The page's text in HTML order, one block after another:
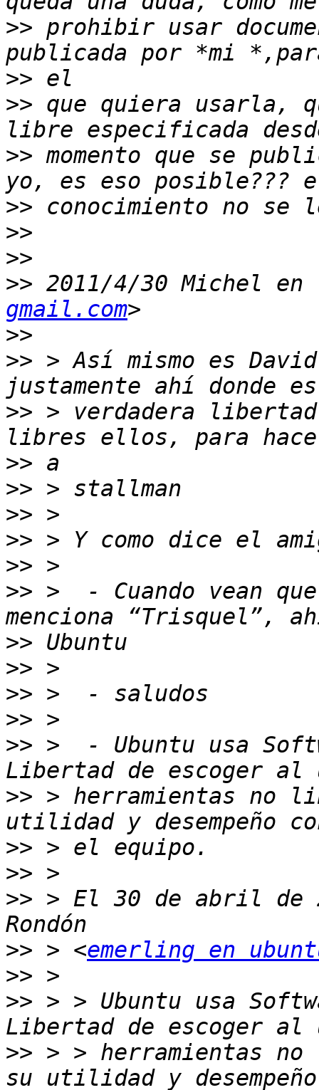
>> prohibir usar
>>
>> que quiera usarla,
>> momento que se
>>
>>
>>
>> 2011/4/30 Michel en
gmail.com
>>
>> > Así mismo es
>> > verdadera
>>
>>
>>
>>
>>
>> >  - Cuando vean
>>
>>
>>
>>
>> >  - Ubuntu usa
>> > herramientas no
>>
>>
>> > El 30 de abril de
>> > <emerling en
>>
>> > > Ubuntu usa
>> > > herramientas